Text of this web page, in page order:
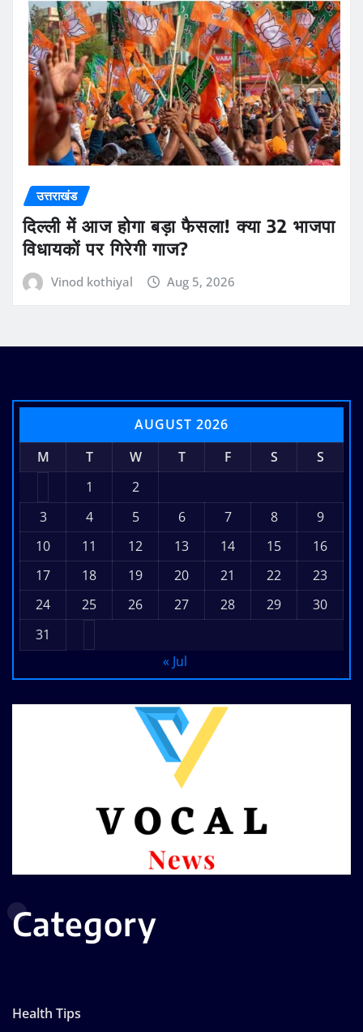
उत्तराखंड
दिल्ली में आज होगा बड़ा फैसला! क्या 32 भाजपा
विधायकों पर गिरेगी गाज?
Vinod kothiyal Aug 5, 2026
AUGUST 2026
M
T W T F S
S
1
2
3
4 5 6 7 8
9
10
11 12 13 14 15
16
17
18 19 20 21 22
23
24
25 26 27 28 29
30
31
« Jul
Category
Health Tips